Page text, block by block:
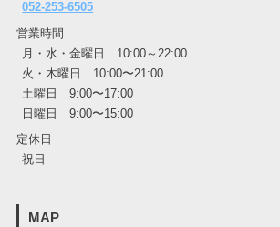
052-253-6505
営業時間
月・水・金曜日 10:00～22:00
火・木曜日 10:00〜21:00
土曜日 9:00〜17:00
日曜日 9:00〜15:00
定休日
祝日
MAP